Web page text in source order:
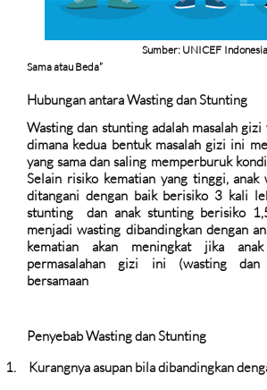
Sumber: UNICEF
Sama atau Beda”
Hubungan antara Wasting dan Stunting
Wasting dan stunting adalah masalah
dimana kedua bentuk masalah gizi ini
yang sama dan saling memperburuk
Selain risiko kematian yang tinggi, anak
ditangani dengan baik berisiko 3 kali
stunting
dan anak stunting berisiko
menjadi wasting dibandingkan dengan
kematian akan meningkat jika
permasalahan gizi ini (wasting dan
bersamaan
Penyebab Wasting dan Stunting
1.
Kurangnya asupan bila dibandingkan